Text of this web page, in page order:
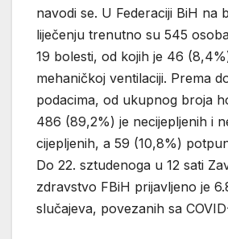
navodi se. U Federaciji BiH na
liječenju trenutno su 545
19 bolesti, od kojih je 46
mehaničkoj ventilaciji. Prema
podacima, od ukupnog broja
486 (89,2%) je necijepljenih i
cijepljenih, a 59 (10,8%)
Do 22. sztudenoga u 12 sati
zdravstvo FBiH prijavljeno je
slučajeva, povezanih sa